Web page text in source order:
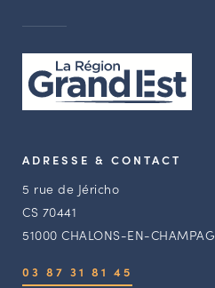
ADRESSE & CONTACT
5 rue de Jéricho
CS 70441
51000 CHALONS-EN-
03 87 31 81 45